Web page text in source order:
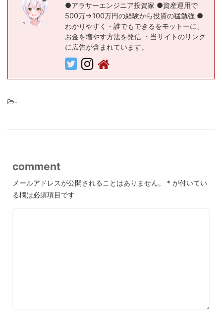
●アラサーエンジニア投資家 ●資産運用で
500万→100万円の経験から投資の猛勉強 ●
わかりやすく・誰でもできるをモットーに、
お金を増やす方法を発信 ・当サイトのリンク
に広告が含まれています。
-
comment
メールアドレスが公開されることはありません。 * が付いてい
る欄は必須項目です